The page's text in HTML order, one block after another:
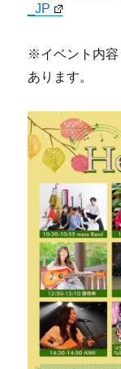
_JP
※イベント内容
あります。